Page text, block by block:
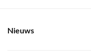
Nieuws